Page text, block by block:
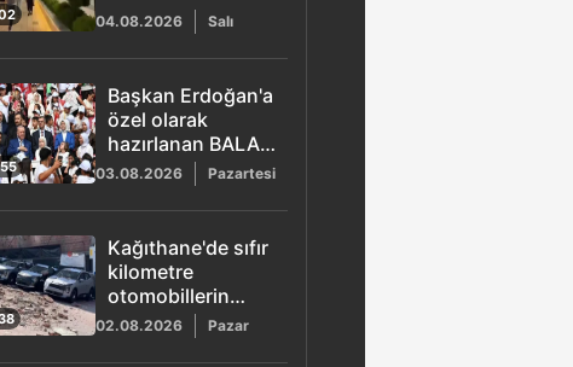
04.08.2026 Salı
Başkan Erdoğan'a
özel olarak
hazırlanan BALA
şarkısı yayımlandı
03.08.2026 Pazartesi
Kağıthane'de sıfır
kilometre
otomobillerin
üzerine duvar
02.08.2026 Pazar